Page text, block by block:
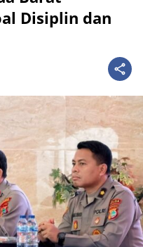
Disiplin dan